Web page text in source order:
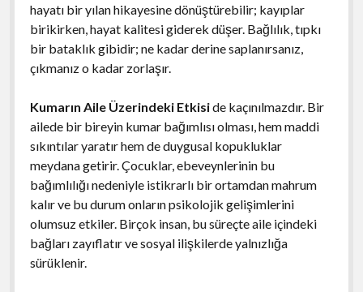
hayatı bir yılan hikayesine dönüştürebilir; kayıplar
birikirken, hayat kalitesi giderek düşer. Bağlılık, tıpkı
bir bataklık gibidir; ne kadar derine saplanırsanız,
çıkmanız o kadar zorlaşır.
Kumarın Aile Üzerindeki Etkiside kaçınılmazdır. Bir
ailede bir bireyin kumar bağımlısı olması, hem maddi
sıkıntılar yaratır hem de duygusal kopukluklar
meydana getirir. Çocuklar, ebeveynlerinin bu
bağımlılığı nedeniyle istikrarlı bir ortamdan mahrum
kalır ve bu durum onların psikolojik gelişimlerini
olumsuz etkiler. Birçok insan, bu süreçte aile içindeki
bağları zayıflatır ve sosyal ilişkilerde yalnızlığa
sürüklenir.